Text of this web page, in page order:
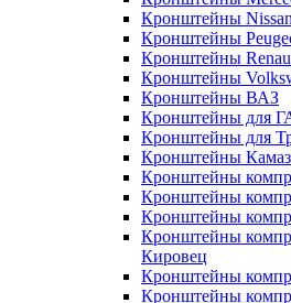
Кронштейны Nissan
Кронштейны
Кронштейны
Кронштейны
Кронштейны ВАЗ
Кронштейны для
Кронштейны для
Кронштейны Камаз
Кронштейны
Кронштейны
Кронштейны
Кронштейны
Кировец
Кронштейны
Кронштейны